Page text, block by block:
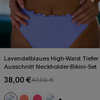
Lavendelblaues High-Waist Tiefer
Ausschnitt Neckholder-Bikini-Set
38,00 €47,00 €